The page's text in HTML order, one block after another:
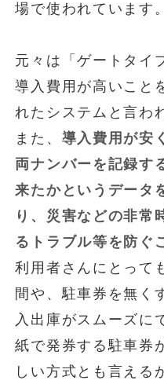
場で使われています。
元々は「ゲートタイ
導入費用が高いこと
れたシステムと言わ
また、 導入費用が安
両ナンバーを記録す
来たかというデータ
り、災害などの非常
るトラブル等を防ぐ
利用者さんにとって
間や、駐車券を無く
入出庫がスムーズに
紙で発券する駐車券
しい方式とも言える